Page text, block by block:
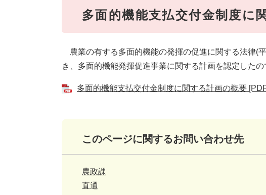
多面的機能支払交付金制度に
農業の有する多面的機能の発揮の促進に関する法律(
き、多面的機能発揮促進事業に関する計画を認定した
多面的機能支払交付金制度に関する計画の概要
このページに関するお問い合わせ先
農政課
直通